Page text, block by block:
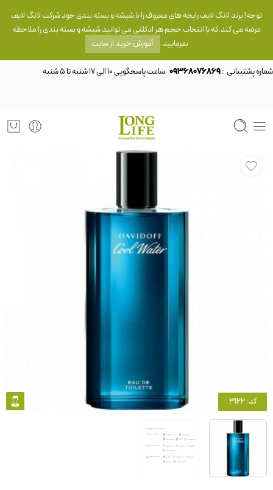
توجه! برند لانگ لایف رایحه های معروف را با شیشه و بسته بندی خود شرکت لانگ لایف
عرضه می کند.که با انتخاب حجم هر ادکلنی می توانید شیشه و بسته بندی را ملاحظه
بفرمایید. آموزش خرید از سایت
شماره پشتیبانی :09368076869
کد: 3122